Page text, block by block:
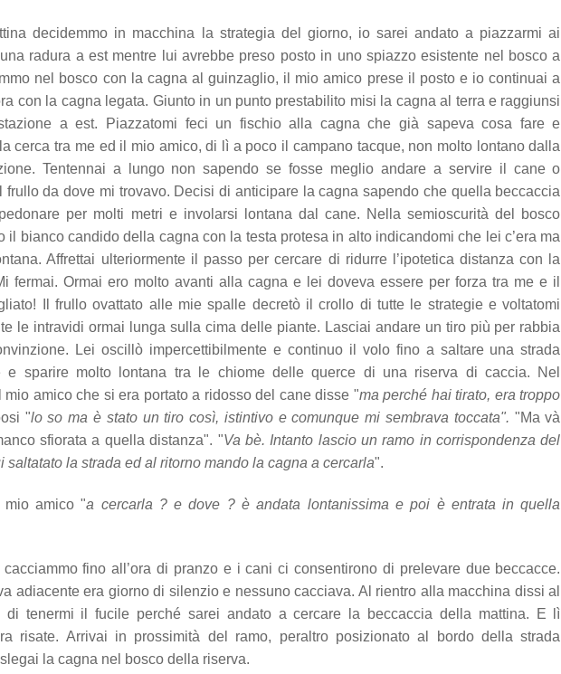
decidemmo in macchina la strategia del giorno, io sarei andato a piazzarmi ai
radura a est mentre lui avrebbe preso posto in uno spiazzo esistente nel bosco a
nel bosco con la cagna al guinzaglio, il mio amico prese il posto e io continuai a
con la cagna legata. Giunto in un punto prestabilito misi la cagna al terra e raggiunsi
a est. Piazzatomi feci un fischio alla cagna che già sapeva cosa fare e
cerca tra me ed il mio amico, di lì a poco il campano tacque, non molto lontano dalla
Tentennai a lungo non sapendo se fosse meglio andare a servire il cane o
frullo da dove mi trovavo. Decisi di anticipare la cagna sapendo che quella beccaccia
per molti metri e involarsi lontana dal cane. Nella semioscurità del bosco
il bianco candido della cagna con la testa protesa in alto indicandomi che lei c’era ma
Affrettai ulteriormente il passo per cercare di ridurre l’ipotetica distanza con la
fermai. Ormai ero molto avanti alla cagna e lei doveva essere per forza tra me e il
Il frullo ovattato alle mie spalle decretò il crollo di tutte le strategie e voltatomi
le intravidi ormai lunga sulla cima delle piante. Lasciai andare un tiro più per rabbia
Lei oscillò impercettibilmente e continuo il volo fino a saltare una strada
e sparire molto lontana tra le chiome delle querce di una riserva di caccia. Nel
mio amico che si era portato a ridosso del cane disse "ma perché hai tirato, era troppo
"lo so ma è stato un tiro così, istintivo e comunque mi sembrava toccata". "Ma và
sfiorata a quella distanza". "Va bè. Intanto lascio un ramo in corrispondenza del
saltatato la strada ed al ritorno mando la cagna a cercarla".
mio amico "a cercarla ? e dove ? è andata lontanissima e poi è entrata in quella
cacciammo fino all’ora di pranzo e i cani ci consentirono di prelevare due beccacce.
adiacente era giorno di silenzio e nessuno cacciava. Al rientro alla macchina dissi al
di tenermi il fucile perché sarei andato a cercare la beccaccia della mattina. E lì
risate. Arrivai in prossimità del ramo, peraltro posizionato al bordo della strada
la cagna nel bosco della riserva.